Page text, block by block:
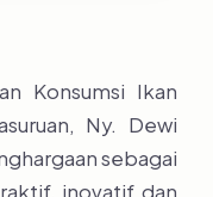
Konsumsi Ikan
Ny. Dewi
sebagai
inovatif dan